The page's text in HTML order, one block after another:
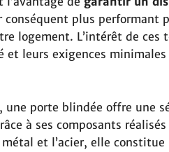
conséquent plus performant
logement. L’intérêt de ces
leurs exigences minimales
une porte blindée offre une
à ses composants réalisés
et l’acier, elle